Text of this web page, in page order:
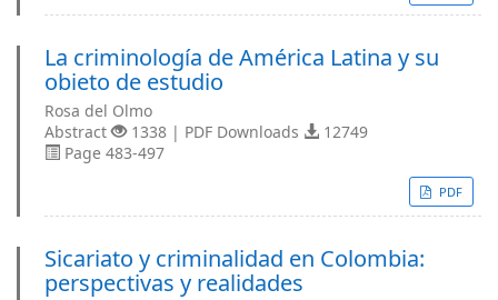
La criminología de América Latina y su
obieto de estudio
Rosa del Olmo
Abstract
1338 | PDF Downloads
12749
Page 483-497
PDF
Sicariato y criminalidad en Colombia:
perspectivas y realidades